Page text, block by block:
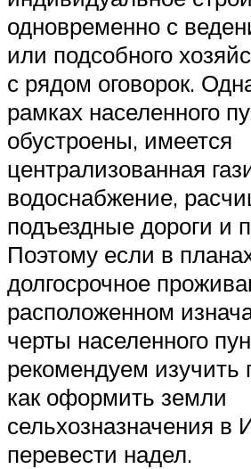
одновременно с
или подсобного
с рядом оговорок.
рамках населенного
обустроены, имеется
централизованная
водоснабжение,
подъездные дороги и
Поэтому если в
долгосрочное
расположенном
черты населенного
рекомендуем изучить
как оформить земли
сельхозназначения
перевести надел.